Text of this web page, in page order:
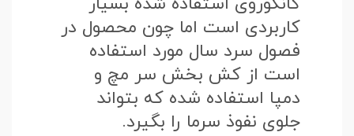
کاربردی است اما چون محصول در
فصول سرد سال مورد استفاده
است از کش بخش سر مچ و
دمپا استفاده شده که بتواند
جلوی نفوذ سرما را بگیرد.